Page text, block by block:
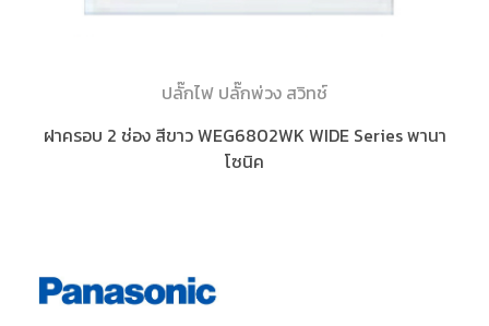
ปลั๊กไฟ ปลั๊กพ่วง สวิทช์
ฝาครอบ 2 ช่อง สีขาว WEG6802WK WIDE Series พานา
โซนิค